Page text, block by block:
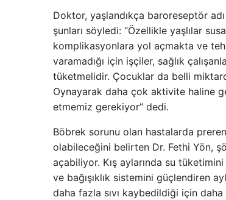
Doktor, yaşlandıkça baroreseptör adı
şunları söyledi: “Özellikle yaşlılar
komplikasyonlara yol açmakta ve
varamadığı için işçiler, sağlık
tüketmelidir. Çocuklar da belli
Oynayarak daha çok aktivite haline
etmemiz gerekiyor” dedi.
Böbrek sorunu olan hastalarda
olabileceğini belirten Dr. Fethi Yön,
açabiliyor. Kış aylarında su
ve bağışıklık sistemini güçlendiren
daha fazla sıvı kaybedildiği için